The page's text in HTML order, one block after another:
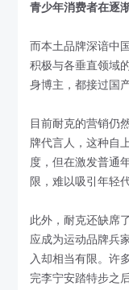
青少年消费者在逐
而本土品牌深谙中
积极与各垂直领域
身博主，都接过国
目前耐克的营销仍
牌代言人，这种自
度，但在激发普通
限，难以吸引年轻
此外，耐克还缺席
应成为运动品牌兵
入却相当有限。许
完李宁安踏特步之